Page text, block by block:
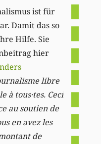
ist für
Damit das so
Hilfe. Sie
hier
libre
à tous·tes. Ceci
au soutien de
en avez les
de